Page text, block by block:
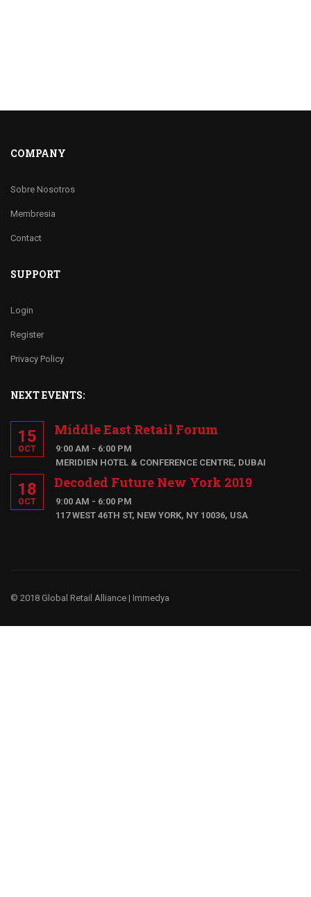
COMPANY
Sobre Nosotros
Membresia
Contact
SUPPORT
Login
Register
Privacy Policy
NEXT EVENTS:
15
OCT
Middle East Retail Forum
9:00 AM - 6:00 PM
MERIDIEN HOTEL & CONFERENCE CENTRE, DUBAI
18
OCT
Decoded Future New York 2019
9:00 AM - 6:00 PM
117 WEST 46TH ST, NEW YORK, NY 10036, USA
© 2018 Global Retail Alliance | Immedya